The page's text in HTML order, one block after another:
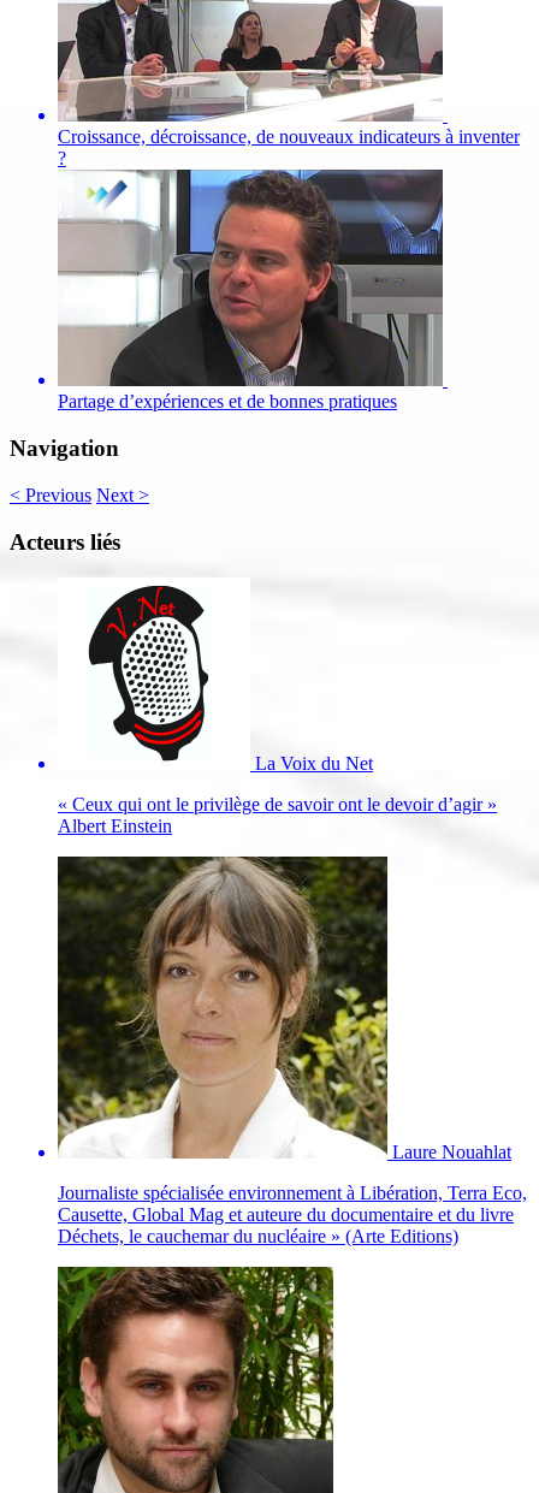
Croissance, décroissance, de nouveaux indicateurs à inventer
?
Partage d’expériences et de bonnes pratiques
Navigation
< Previous Next >
Acteurs liés
La Voix du Net
« Ceux qui ont le privilège de savoir ont le devoir d’agir »
Albert Einstein
Laure Nouahlat
Journaliste spécialisée environnement à Libération, Terra Eco,
Causette, Global Mag et auteure du documentaire et du livre
Déchets, le cauchemar du nucléaire » (Arte Editions)